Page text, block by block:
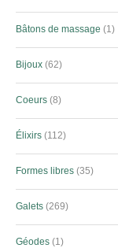
Bâtons de massage 1
Bijoux 62
Coeurs 8
Élixirs 112
Formes libres 35
Galets 269
Géodes 1